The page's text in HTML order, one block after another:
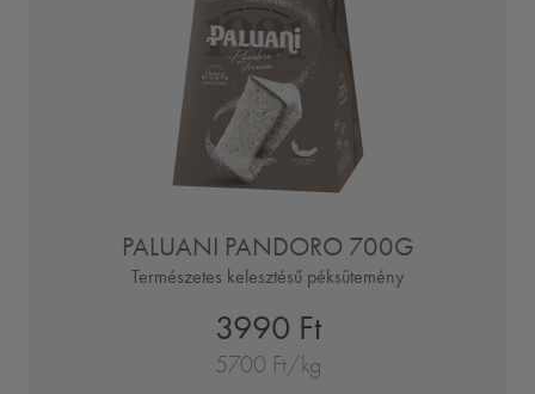
PALUANI PANDORO 700G
Természetes kelesztésű péksütemény
3990 Ft
5700 Ft/kg